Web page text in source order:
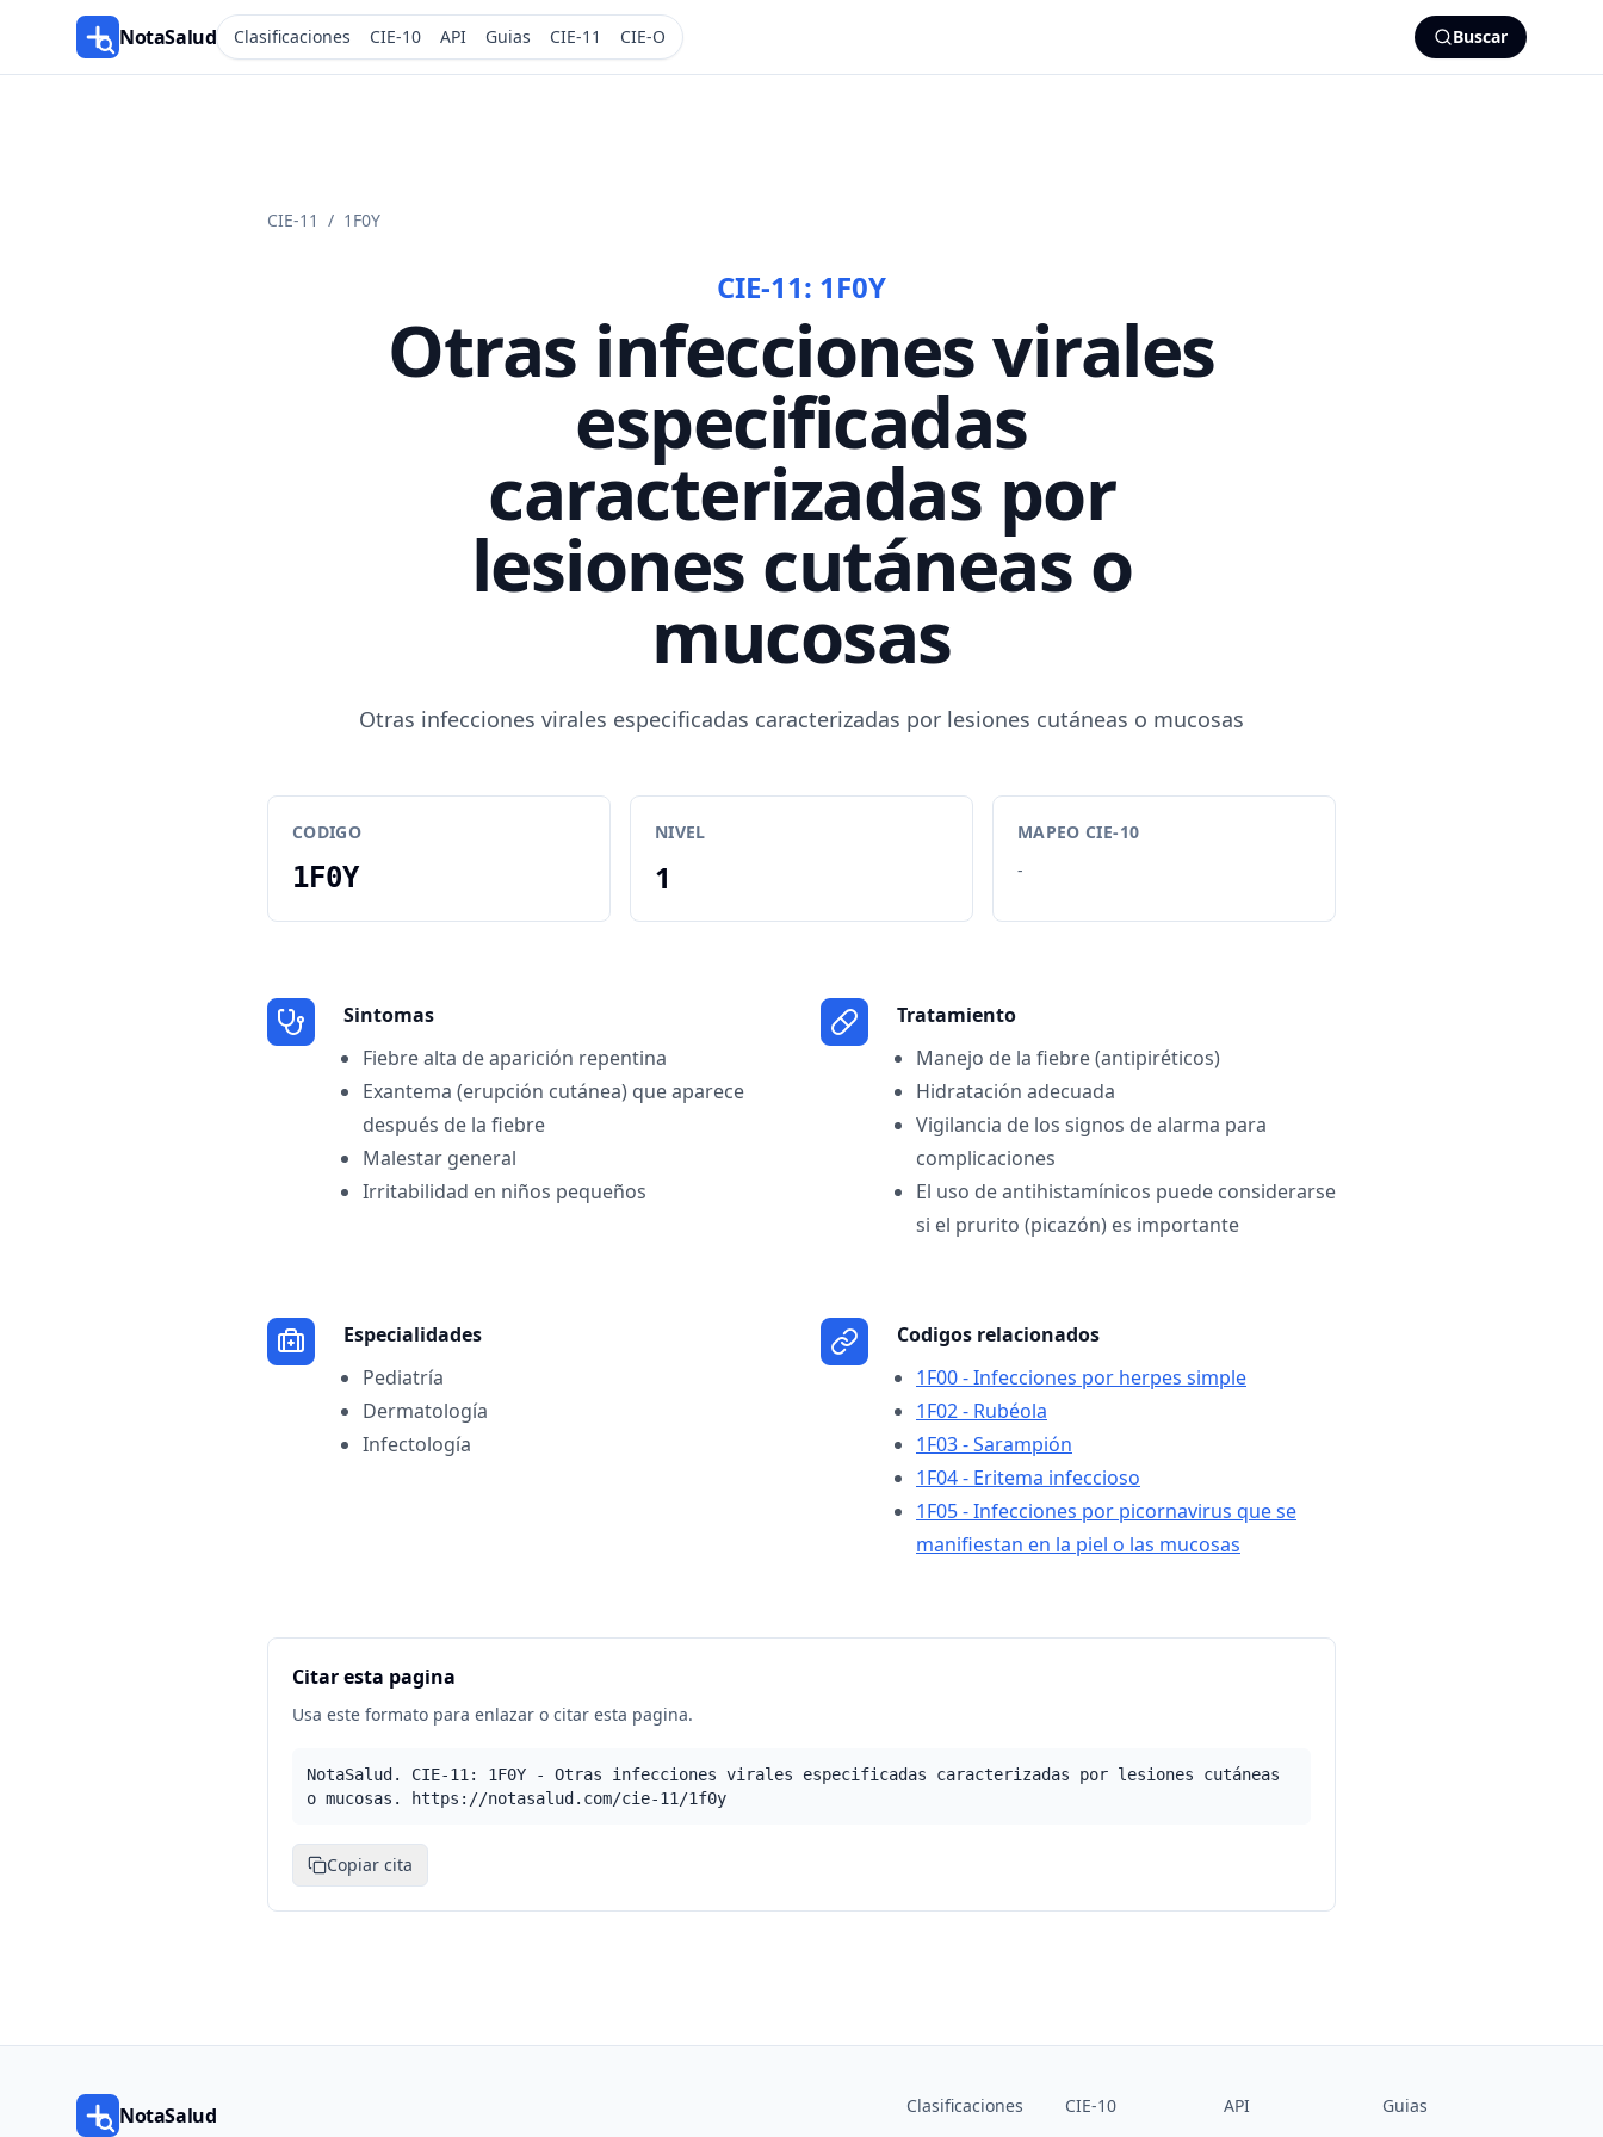
NotaSalud Clasificaciones CIE-10 API Guias CIE-11 CIE-O Buscar
CIE-11 / 1F0Y
CIE-11: 1F0Y
Otras infecciones virales
especificadas
caracterizadas por
lesiones cutáneas o
mucosas
Otras infecciones virales especificadas caracterizadas por lesiones cutáneas o mucosas
CODIGO
1F0Y
NIVEL
1
MAPEO CIE-10
-
Sintomas
Fiebre alta de aparición repentina
Exantema (erupción cutánea) que aparece
después de la fiebre
Malestar general
Irritabilidad en niños pequeños
Tratamiento
Manejo de la fiebre (antipiréticos)
Hidratación adecuada
Vigilancia de los signos de alarma para
complicaciones
El uso de antihistamínicos puede considerarse
si el prurito (picazón) es importante
Especialidades
Pediatría
Dermatología
Infectología
Codigos relacionados
1F00 - Infecciones por herpes simple
1F02 - Rubéola
1F03 - Sarampión
1F04 - Eritema infeccioso
1F05 - Infecciones por picornavirus que se
manifiestan en la piel o las mucosas
Citar esta pagina
Usa este formato para enlazar o citar esta pagina.
NotaSalud. CIE-11: 1F0Y - Otras infecciones virales especificadas caracterizadas por lesiones cutáneas
o mucosas. https://notasalud.com/cie-11/1f0y
Copiar cita
NotaSalud Clasificaciones CIE-10 API
Guias